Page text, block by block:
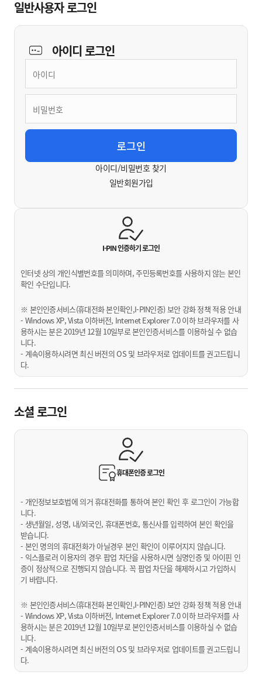
일반사용자 로그인
아이디로그인
아이디/비밀번호 찾기
일반회원가입
I-PIN 인증하기로그인
인터넷 상의 개인식별번호를 의미하며, 주민등록번호를 사용하지 않는 본인
확인 수단입니다.
※ 본인인증서비스(휴대전화 본인확인,I-PIN인증) 보안 강화 정책 적용 안내
- Windows XP, Vista 이하버전, Internet Explorer 7.0 이하 브라우저를 사
용하시는 분은 2019년 12월 10일부로 본인인증서비스를 이용하실 수 없습
니다.
- 계속이용하시려면 최신 버전의 OS 및 브라우저로 업데이트를 권고드립니
다.
소셜 로그인
휴대폰인증로그인
- 개인정보보호법에 의거 휴대전화를 통하여 본인 확인 후 로그인이 가능합
니다.
- 생년월일, 성명, 내/외국인, 휴대폰번호, 통신사를 입력하여 본인 확인을
받습니다.
- 본인 명의의 휴대전화가 아닐경우 본인 확인이 이루어지지 않습니다.
- 익스플로러 이용자의 경우 팝업 차단을 사용하시면 실명인증 및 아이핀 인
증이 정상적으로 진행되지 않습니다. 꼭 팝업 차단을 해제하시고 가입하시
기 바랍니다.
※ 본인인증서비스(휴대전화 본인확인,I-PIN인증) 보안 강화 정책 적용 안내
- Windows XP, Vista 이하버전, Internet Explorer 7.0 이하 브라우저를 사
용하시는 분은 2019년 12월 10일부로 본인인증서비스를 이용하실 수 없습
니다.
- 계속이용하시려면 최신 버전의 OS 및 브라우저로 업데이트를 권고드립니
다.